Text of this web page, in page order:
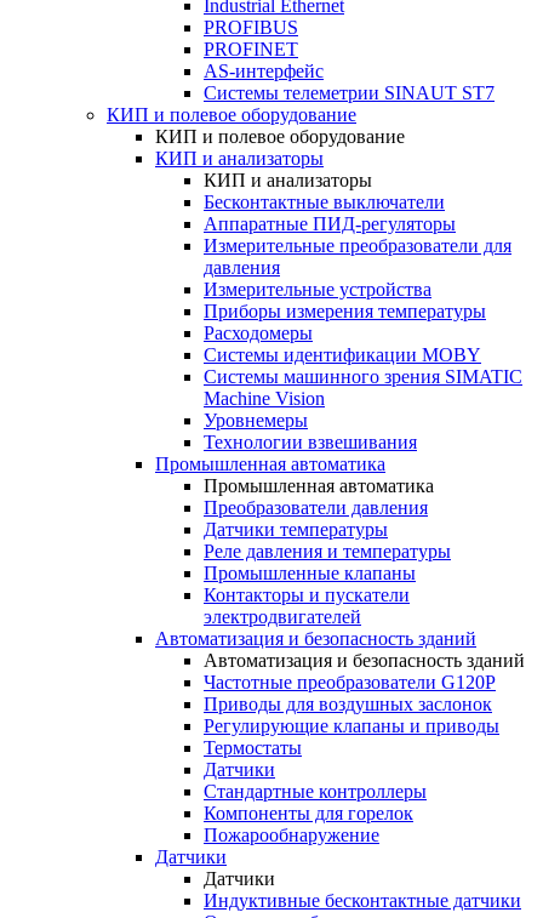
Industrial Ethernet
PROFIBUS
PROFINET
AS-интерфейс
Системы телеметрии SINAUT ST7
КИП и полевое оборудование
КИП и полевое оборудование
КИП и анализаторы
КИП и анализаторы
Бесконтактные выключатели
Аппаратные ПИД-регуляторы
Измерительные преобразователи для
давления
Измерительные устройства
Приборы измерения температуры
Расходомеры
Системы идентификации MOBY
Системы машинного зрения SIMATIC
Machine Vision
Уровнемеры
Технологии взвешивания
Промышленная автоматика
Промышленная автоматика
Преобразователи давления
Датчики температуры
Реле давления и температуры
Промышленные клапаны
Контакторы и пускатели
электродвигателей
Автоматизация и безопасность зданий
Автоматизация и безопасность зданий
Частотные преобразователи G120P
Приводы для воздушных заслонок
Регулирующие клапаны и приводы
Термостаты
Датчики
Стандартные контроллеры
Компоненты для горелок
Пожарообнаружение
Датчики
Датчики
Индуктивные бесконтактные датчики